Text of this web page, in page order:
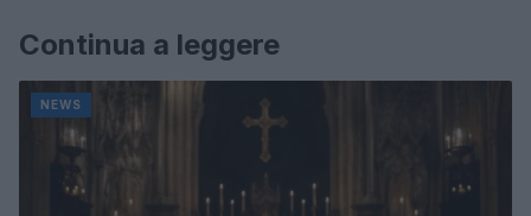
Continua a leggere
NEWS